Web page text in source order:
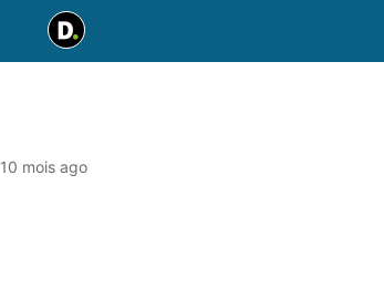
10 mois ago